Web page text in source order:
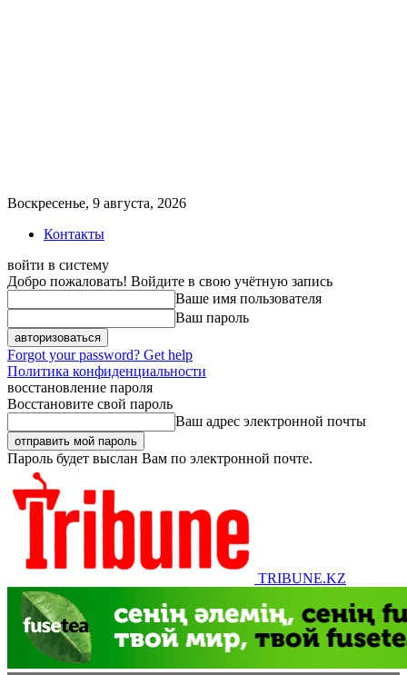
Воскресенье, 9 августа, 2026
Контакты
войти в систему
Добро пожаловать! Войдите в свою учётную запись
Ваше имя пользователя
Ваш пароль
Forgot your password? Get help
Политика конфиденциальности
восстановление пароля
Восстановите свой пароль
Ваш адрес электронной почты
Пароль будет выслан Вам по электронной почте.
TRIBUNE.KZ